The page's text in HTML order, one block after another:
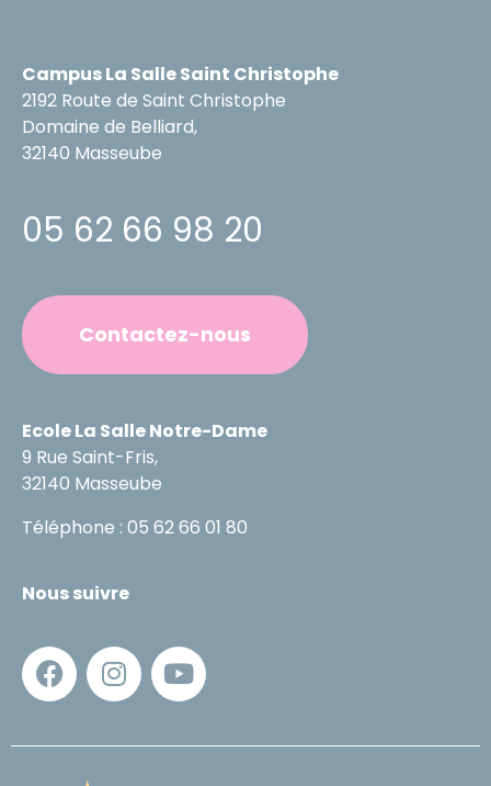
Campus La Salle Saint Christophe
2192 Route de Saint Christophe
Domaine de Belliard,
32140 Masseube
05 62 66 98 20
Contactez-nous
Ecole La Salle Notre-Dame
9 Rue Saint-Fris,
32140 Masseube
Téléphone : 05 62 66 01 80
Nous suivre